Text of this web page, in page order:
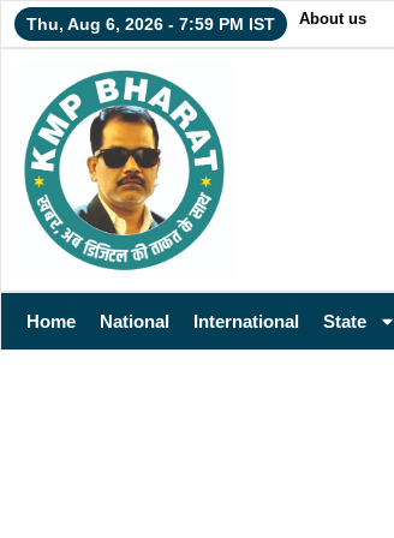
Thu, Aug 6, 2026 - 7:59 PM IST About us
Home National International State